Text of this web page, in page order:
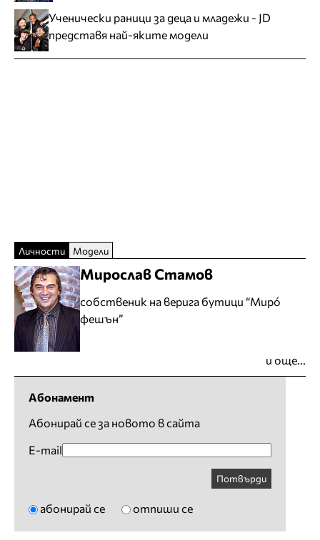
Ученически раници за деца и младежи - JD
представя най-яките модели
Личности Модели
Мирослав Стамов
собственик на верига бутици “Мирó
фешън”
и още...
Абонамент
Абонирай се за новото в сайта
E-mail
Потвърди
абонирай се отпиши се